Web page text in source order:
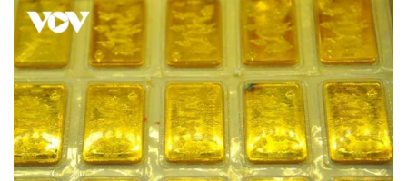
eSports
Hậu trường